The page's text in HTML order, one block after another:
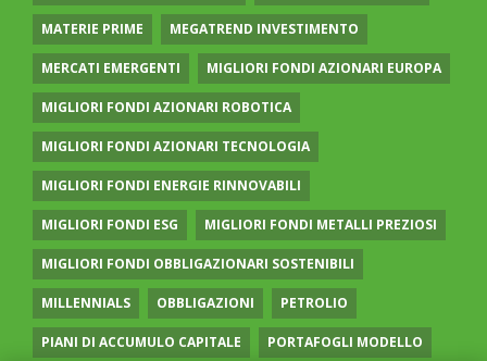
MATERIE PRIME MEGATREND INVESTIMENTO
MERCATI EMERGENTI MIGLIORI FONDI AZIONARI EUROPA
MIGLIORI FONDI AZIONARI ROBOTICA
MIGLIORI FONDI AZIONARI TECNOLOGIA
MIGLIORI FONDI ENERGIE RINNOVABILI
MIGLIORI FONDI ESG MIGLIORI FONDI METALLI PREZIOSI
MIGLIORI FONDI OBBLIGAZIONARI SOSTENIBILI
MILLENNIALS OBBLIGAZIONI PETROLIO
PIANI DI ACCUMULO CAPITALE PORTAFOGLI MODELLO